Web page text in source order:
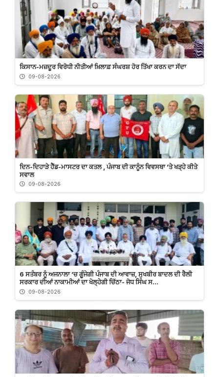
ਕਿਸਾਨ-ਮਜ਼ਦੂਰ ਵਿਰੋਧੀ ਨੀਤੀਆਂ ਖ਼ਿਲਾਫ਼ ਸੰਘਰਸ਼ ਹੋਰ ਤਿੱਖਾ ਕਰਨ ਦਾ ਸੱਦਾ
09-08-2026
ਦਿਨ-ਦਿਹਾੜੇ ਹੈੱਡ-ਮਾਸਟਰ ਦਾ ਕਤਲ , ਪੰਜਾਬ ਦੀ ਕਾਨੂੰਨ ਵਿਵਸਥਾ ’ਤੇ ਖੜ੍ਹੇ ਕੀਤੇ
ਸਵਾਲ
09-08-2026
6 ਸਤੰਬਰ ਨੂੰ ਅਜਨਾਲਾ ’ਚ ਗੂੰਜੇਗੀ ਪੰਜਾਬ ਦੀ ਆਵਾਜ਼, ਸੁਖਬੀਰ ਬਾਦਲ ਦੀ ਰੈਲੀ
ਸਰਕਾਰ ਦੀਆਂ ਨਾਕਾਮੀਆਂ ਦਾ ਖੋਲ੍ਹੇਗੀ ਚਿੱਠਾ- ਜੋਧ ਸਿੰਘ ਸ...
09-08-2026